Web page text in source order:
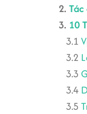
2.
3. 10
3.1
3.2
3.3
3.4
3.5